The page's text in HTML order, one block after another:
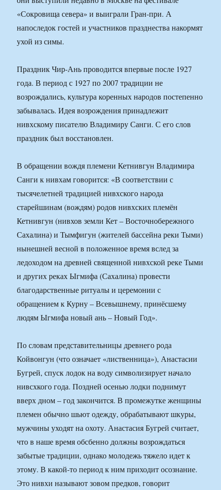
«Сокровища севера» и выиграли Гран-при. А
напоследок гостей и участников празднества накормят
ухой из симы.
Праздник Чир-Ань проводится впервые после 1927
года. В период с 1927 по 2007 традиции не
возрождались, культура коренных народов постепенно
забывалась. Идея возрождения принадлежит
нивхскому писателю Владимиру Санги. С его слов
праздник был восстановлен.
В обращении вождя племени Кетнивгун Владимира
Санги к нивхам говорится: «В соответствии с
тысячелетней традицией нивхского народа
старейшинам (вождям) родов нивхских племён
Кетнивгун (нивхов земли Кет – Восточнобережного
Сахалина) и Тымфигун (жителей бассейна реки Тыми)
нынешней весной в положенное время вслед за
ледоходом на древней священной нивхской реке Тыми
и других реках Ыгмифа (Сахалина) провести
благодарственные ритуалы и церемонии с
обращением к Курну – Всевышнему, принёсшему
людям Ыгмифа новый ань – Новый Год».
По словам представительницы древнего рода
Койвонгун (что означает «лиственница»), Анастасии
Бугрей, спуск лодок на воду символизирует начало
нивсхкого года. Поздней осенью лодки поднимут
вверх дном – год закончится. В промежутке женщины
племен обычно шьют одежду, обрабатывают шкуры,
мужчины уходят на охоту. Анастасия Бугрей считает,
что в наше время обсбенно должны возрождаться
забытые традиции, однако молодежь тяжело идет к
этому. В какой-то период к ним приходит осознание.
Это нивхи называют зовом предков, говорит